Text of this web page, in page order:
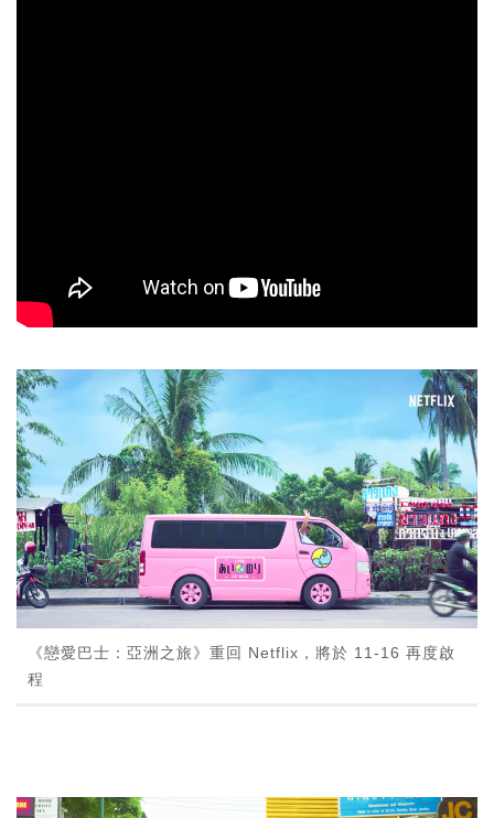
《戀愛巴士：亞洲之旅》重回 Netflix，將於 11-16 再度啟
程